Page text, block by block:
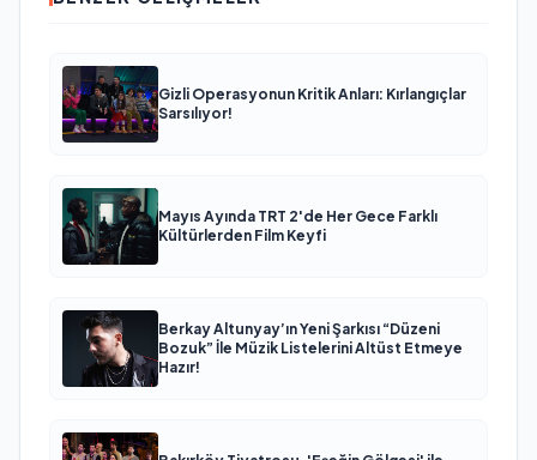
Gizli Operasyonun Kritik Anları: Kırlangıçlar
Sarsılıyor!
Mayıs Ayında TRT 2'de Her Gece Farklı
Kültürlerden Film Keyfi
Berkay Altunyay’ın Yeni Şarkısı “Düzeni
Bozuk” İle Müzik Listelerini Altüst Etmeye
Hazır!